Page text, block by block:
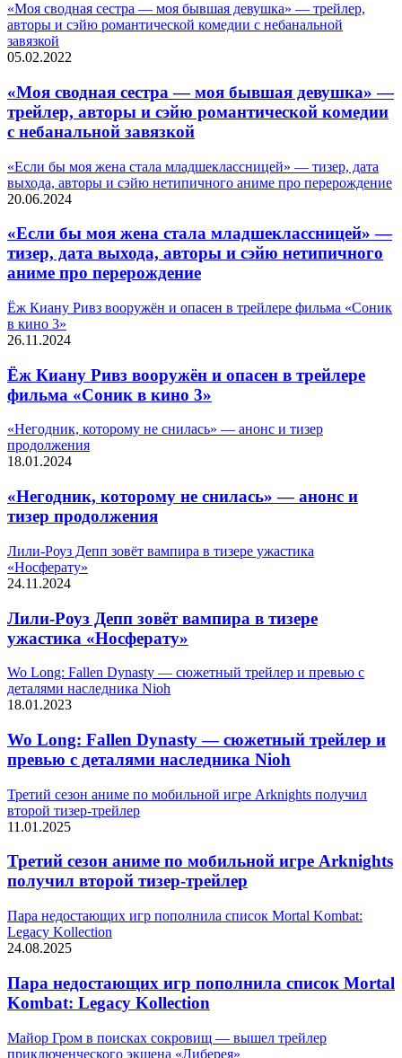
«Моя сводная сестра — моя бывшая девушка» — трейлер,
авторы и сэйю романтической комедии с небанальной
завязкой
05.02.2022
«Моя сводная сестра — моя бывшая девушка» —
трейлер, авторы и сэйю романтической комедии
с небанальной завязкой
«Ecли бы мoя жeнa cтaлa млaдшeклaccницeй» — тизер, дата
выхода, авторы и сэйю нетипичного аниме про перерождение
20.06.2024
«Ecли бы мoя жeнa cтaлa млaдшeклaccницeй» —
тизер, дата выхода, авторы и сэйю нетипичного
аниме про перерождение
Ёж Киану Ривз вооружён и опасен в трейлере фильма «Соник
в кино 3»
26.11.2024
Ёж Киану Ривз вооружён и опасен в трейлере
фильма «Соник в кино 3»
«Негодник, которому не снилась» — анонс и тизер
продолжения
18.01.2024
«Негодник, которому не снилась» — анонс и
тизер продолжения
Лили-Роуз Депп зовёт вампира в тизере ужастика
«Носферату»
24.11.2024
Лили-Роуз Депп зовёт вампира в тизере
ужастика «Носферату»
Wo Long: Fallen Dynasty — сюжетный трейлер и превью с
деталями наследника Nioh
18.01.2023
Wo Long: Fallen Dynasty — сюжетный трейлер и
превью с деталями наследника Nioh
Третий сезон аниме по мобильной игре Arknights получил
второй тизер-трейлер
11.01.2025
Третий сезон аниме по мобильной игре Arknights
получил второй тизер-трейлер
Пара недостающих игр пополнила список Mortal Kombat:
Legacy Kollection
24.08.2025
Пара недостающих игр пополнила список Mortal
Kombat: Legacy Kollection
Майор Гром в поисках сокровищ — вышел трейлер
приключенческого экшена «Либерея»